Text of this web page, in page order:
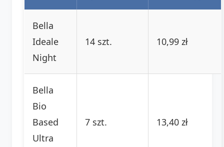
Bella
Ideale
Night
14 szt. 10,99 zł
Bella
Bio
Based
Ultra
7 szt. 13,40 zł